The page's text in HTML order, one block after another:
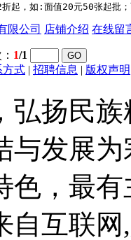
折起，如:面值20元50张起批
限公司 店铺介绍 在线留
1/1
方式 | 招聘信息 | 版权声明
弘扬民
与发展
色，最
自互联